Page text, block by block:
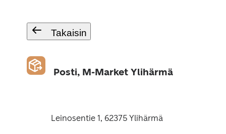
Takaisin
Posti, M-Market Ylihärmä
Leinosentie 1, 62375 Ylihärmä